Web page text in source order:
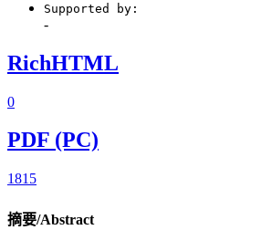
Supported by:
-
RichHTML
0
PDF (PC)
1815
摘要/Abstract